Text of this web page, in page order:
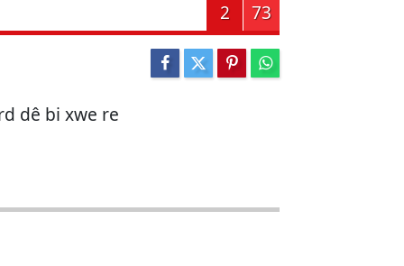
2 73
dê bi xwe re